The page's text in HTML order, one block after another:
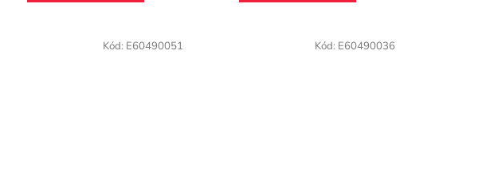
Kód: E60490051 Kód: E60490036